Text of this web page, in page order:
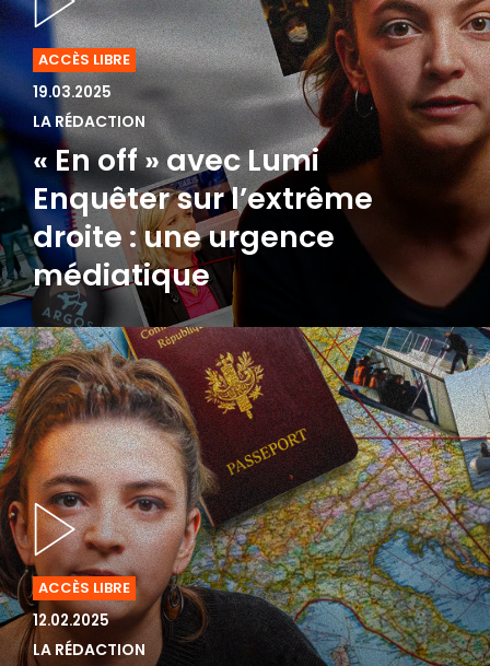
ACCÈS LIBRE
19.03.2025
LA RÉDACTION
« En off » avec Lumi
Enquêter sur l’extrême
droite : une urgence
médiatique
ACCÈS LIBRE
12.02.2025
LA RÉDACTION